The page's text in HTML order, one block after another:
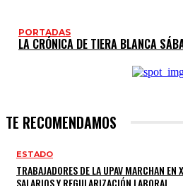
PORTADAS
LA CRÓNICA DE TIERA BLANCA
TE RECOMENDAMOS
ESTADO
TRABAJADORES DE LA UPAV MARCHAN EN